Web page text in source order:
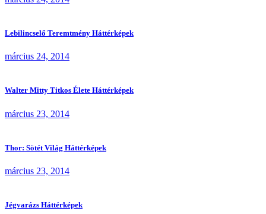
Lebilincselő Teremtmény Háttérképek
március 24, 2014
Walter Mitty Titkos Élete Háttérképek
március 23, 2014
Thor: Sötét Világ Háttérképek
március 23, 2014
Jégvarázs Háttérképek